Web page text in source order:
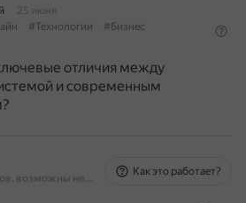
25 июня
#Технологии
#Бизнес
отличия между
и современным
На основе источников, возможны неточности
Как это работает?